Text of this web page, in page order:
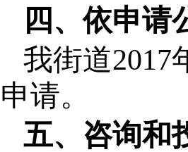
四、依申请
我街道2017
申请。
五、咨询和